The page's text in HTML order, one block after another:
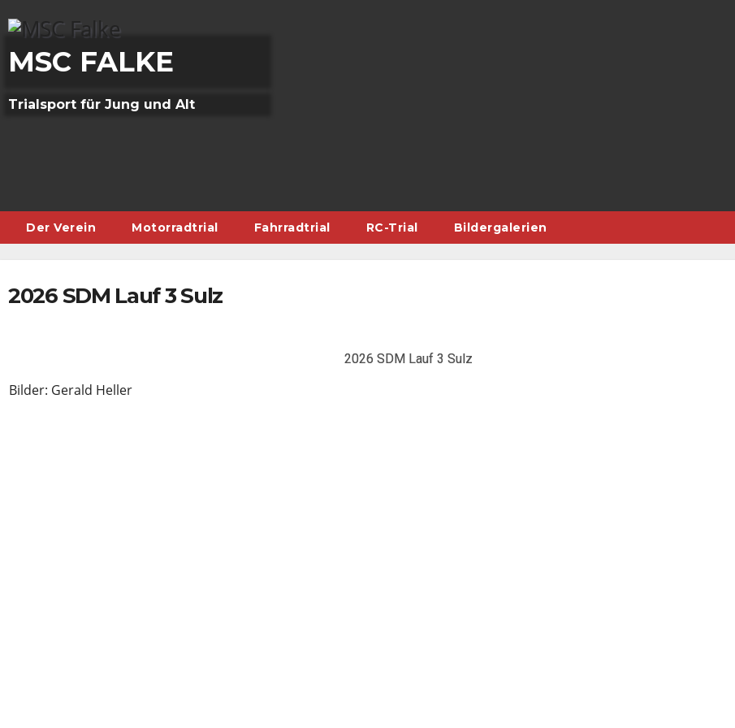
to
content
MSC FALKE
Trialsport für Jung und Alt
Der Verein Motorradtrial Fahrradtrial RC-Trial Bildergalerien
2026 SDM Lauf 3 Sulz
2026 SDM Lauf 3 Sulz
Bilder: Gerald Heller